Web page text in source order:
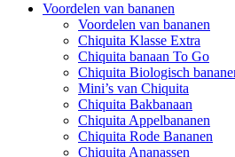
Voordelen van bananen
Voordelen van bananen
Chiquita Klasse Extra
Chiquita banaan To Go
Chiquita Biologisch
Mini’s van Chiquita
Chiquita Bakbanaan
Chiquita Appelbananen
Chiquita Rode Bananen
Chiquita Ananassen